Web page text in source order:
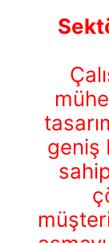
geniş